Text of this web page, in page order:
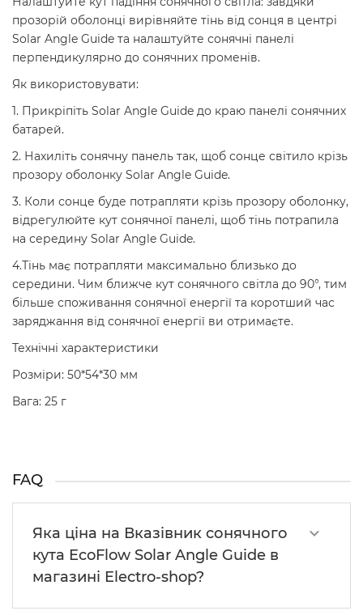
прозорій оболонці вирівняйте тінь від сонця в центрі
Solar Angle Guide та налаштуйте сонячні панелі
перпендикулярно до сонячних променів.
Як використовувати:
1. Прикріпіть Solar Angle Guide до краю панелі сонячних
батарей.
2. Нахиліть сонячну панель так, щоб сонце світило крізь
прозору оболонку Solar Angle Guide.
3. Коли сонце буде потрапляти крізь прозору оболонку,
відрегулюйте кут сонячної панелі, щоб тінь потрапила
на середину Solar Angle Guide.
4.Тінь має потрапляти максимально близько до
середини. Чим ближче кут сонячного світла до 90°, тим
більше споживання сонячної енергії та коротший час
заряджання від сонячної енергії ви отримаєте.
Технічні характеристики
Розміри: 50*54*30 мм
Вага: 25 г
FAQ
Яка ціна на Вказівник сонячного
кута EcoFlow Solar Angle Guide в
магазині Electro-shop?